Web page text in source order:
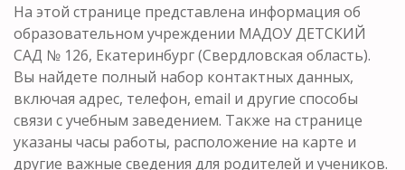
На этой странице представлена информация об
образовательном учреждении МАДОУ ДЕТСКИЙ
САД № 126, Екатеринбург (Свердловская область).
Вы найдете полный набор контактных данных,
включая адрес, телефон, email и другие способы
связи с учебным заведением. Также на странице
указаны часы работы, расположение на карте и
другие важные сведения для родителей и учеников.